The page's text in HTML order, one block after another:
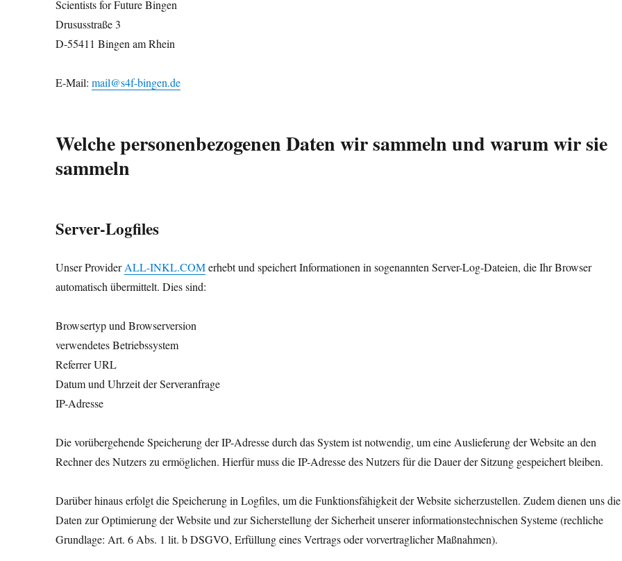
Scientists for Future Bingen
Drususstraße 3
D-55411 Bingen am Rhein
E-Mail:mail@s4f-bingen.de
Welche personenbezogenen Daten wir sammeln und warum wir sie
sammeln
Server-Logfiles
Unser ProviderALL-INKL.COMerhebt und speichert Informationen in sogenannten Server-Log-Dateien, die Ihr Browser
automatisch übermittelt. Dies sind:
Browsertyp und Browserversion
verwendetes Betriebssystem
Referrer URL
Datum und Uhrzeit der Serveranfrage
IP-Adresse
Die vorübergehende Speicherung der IP-Adresse durch das System ist notwendig, um eine Auslieferung der Website an den
Rechner des Nutzers zu ermöglichen. Hierfür muss die IP-Adresse des Nutzers für die Dauer der Sitzung gespeichert bleiben.
Darüber hinaus erfolgt die Speicherung in Logfiles, um die Funktionsfähigkeit der Website sicherzustellen. Zudem dienen uns die
Daten zur Optimierung der Website und zur Sicherstellung der Sicherheit unserer informationstechnischen Systeme (rechliche
Grundlage: Art. 6 Abs. 1 lit. b DSGVO, Erfüllung eines Vertrags oder vorvertraglicher Maßnahmen).